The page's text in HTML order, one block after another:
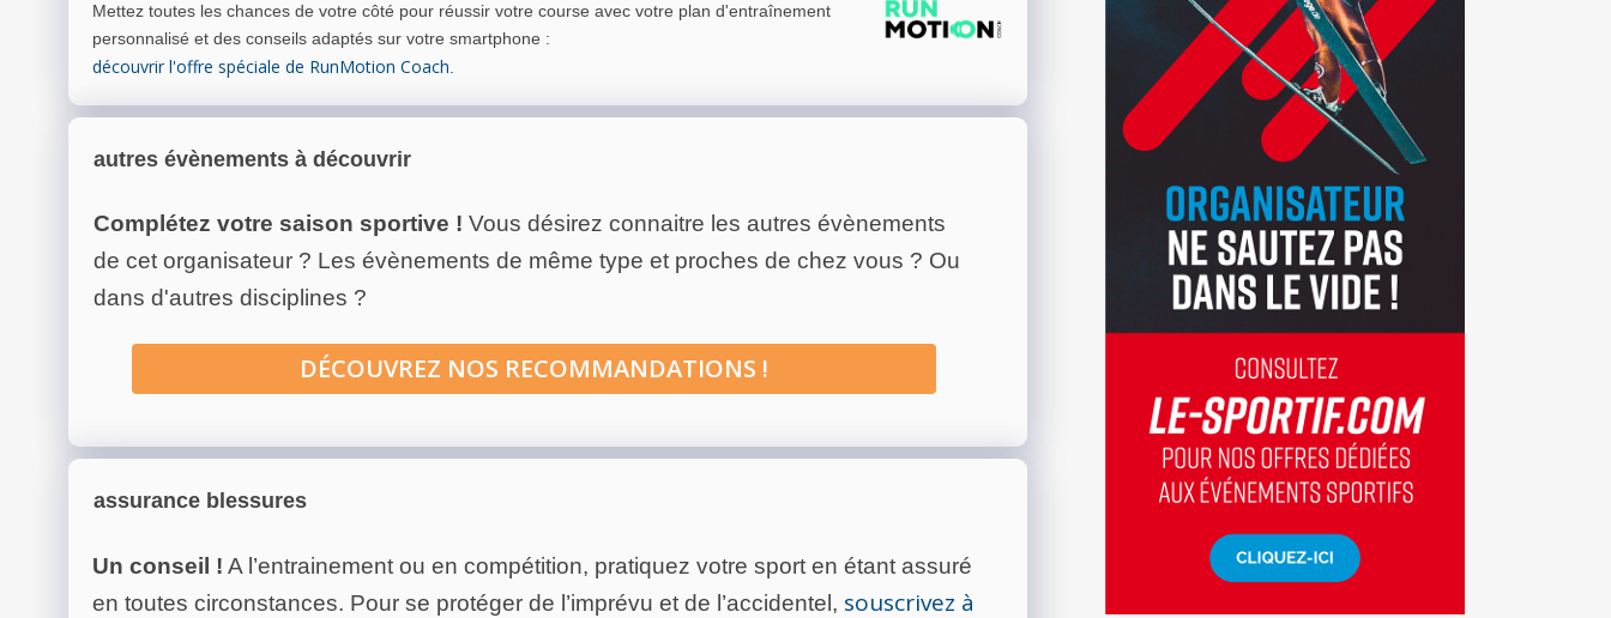
Mettez toutes les chances de votre côté pour réussir votre course avec votre plan d'entraînement
personnalisé et des conseils adaptés sur votre smartphone :
découvrir l'offre spéciale de RunMotion Coach.
autres évènements à découvrir
Complétez votre saison sportive ! Vous désirez connaitre les autres évènements
de cet organisateur ? Les évènements de même type et proches de chez vous ? Ou
dans d'autres disciplines ?
DÉCOUVREZ NOS RECOMMANDATIONS !
assurance blessures
Un conseil ! A l’entrainement ou en compétition, pratiquez votre sport en étant assuré
en toutes circonstances. Pour se protéger de l’imprévu et de l’accidentel, souscrivez à